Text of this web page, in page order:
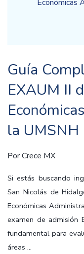
Guía
EXAUM II
la UMSNH
PorCrece MX
Si estás buscando
San Nicolás de
Económicas
examen de admisión
fundamental para
áreas ...